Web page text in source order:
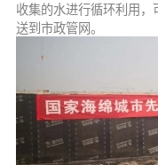
收集的水进行循环利用，
送到市政管网。